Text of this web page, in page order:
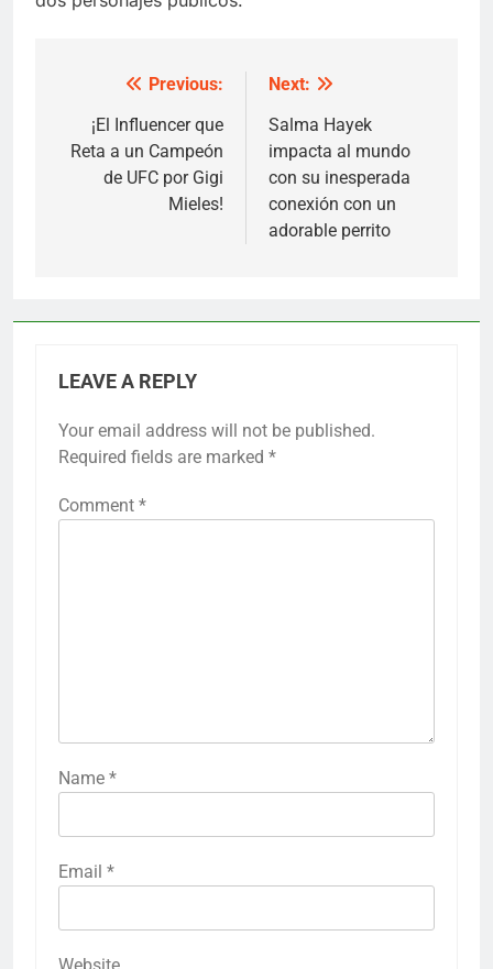
navigation
Previous:
¡El Influencer que
Reta a un Campeón
de UFC por Gigi
Mieles!
Next:
Salma Hayek
impacta al mundo
con su inesperada
conexión con un
adorable perrito
LEAVE A REPLY
Your email address will not be published.
Required fields are marked *
Comment *
Name *
Email *